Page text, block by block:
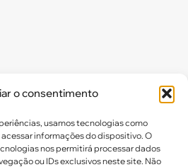
o consentimento
usamos tecnologias como
informações do dispositivo. O
nos permitirá processar dados
ou IDs exclusivos neste site. Não